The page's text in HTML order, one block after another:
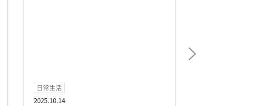
イベント
2025.09.14